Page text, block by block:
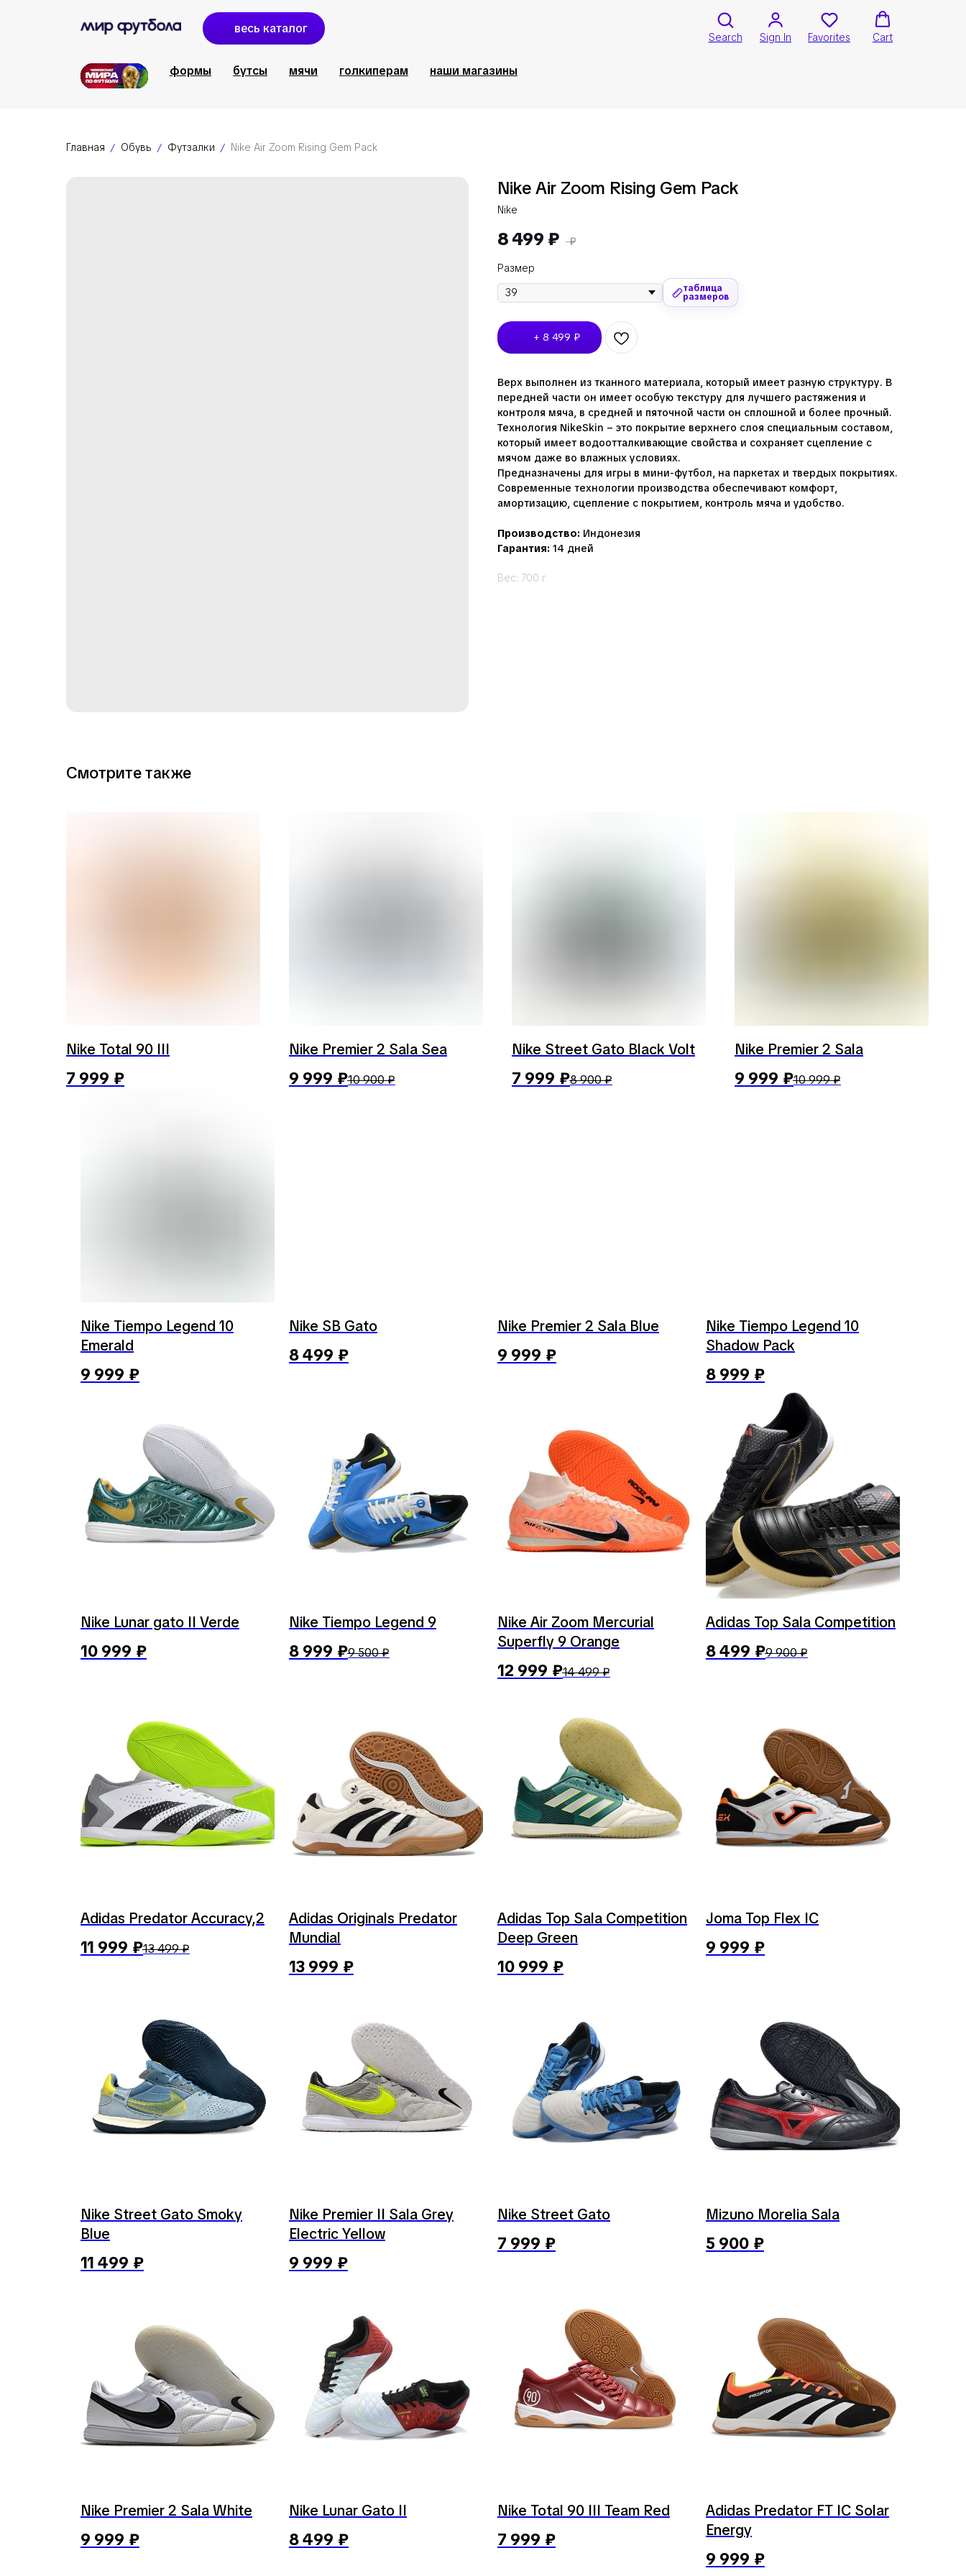
весь каталог
Search Sign In Favorites Cart
формы бутсы мячи голкиперам наши магазины
Главная Обувь Футзалки Nike Air Zoom Rising Gem Pack
Nike Air Zoom Rising Gem Pack
Nike
8 499 ₽ ₽
Размер
таблица
размеров
+ 8 499 ₽
Верх выполнен из тканного материала, который имеет разную структуру. В
передней части он имеет особую текстуру для лучшего растяжения и
контроля мяча, в средней и пяточной части он сплошной и более прочный.
Технология NikeSkin – это покрытие верхнего слоя специальным составом,
который имеет водоотталкивающие свойства и сохраняет сцепление с
мячом даже во влажных условиях.
Предназначены для игры в мини-футбол, на паркетах и твердых покрытиях.
Современные технологии производства обеспечивают комфорт,
амортизацию, сцепление с покрытием, контроль мяча и удобство.
Производство: Индонезия
Гарантия: 14 дней
Вес: 700 г
Смотрите также
Nike Total 90 III
7 999 ₽
Nike Premier 2 Sala Sea
9 999 ₽10 900₽
Nike Street Gato Black Volt
7 999 ₽8 900₽
Nike Premier 2 Sala
9 999 ₽10 999₽
Nike Tiempo Legend 10
Emerald
9 999 ₽
Nike SB Gato
8 499 ₽
Nike Premier 2 Sala Blue
9 999 ₽
Nike Tiempo Legend 10
Shadow Pack
8 999 ₽
Nike Lunar gato II Verde
10 999 ₽
Nike Tiempo Legend 9
8 999 ₽9 500₽
Nike Air Zoom Mercurial
Superfly 9 Orange
12 999 ₽14 499₽
Adidas Top Sala Competition
8 499 ₽9 900₽
Adidas Predator Accuracy,2
11 999 ₽13 499₽
Adidas Originals Predator
Mundial
13 999 ₽
Adidas Top Sala Competition
Deep Green
10 999 ₽
Joma Top Flex IC
9 999 ₽
Nike Street Gato Smoky
Blue
11 499 ₽
Nike Premier II Sala Grey
Electric Yellow
9 999 ₽
Nike Street Gato
7 999 ₽
Mizuno Morelia Sala
5 900 ₽
Nike Premier 2 Sala White
9 999 ₽
Nike Lunar Gato II
8 499 ₽
Nike Total 90 III Team Red
7 999 ₽
Adidas Predator FT IC Solar
Energy
9 999 ₽